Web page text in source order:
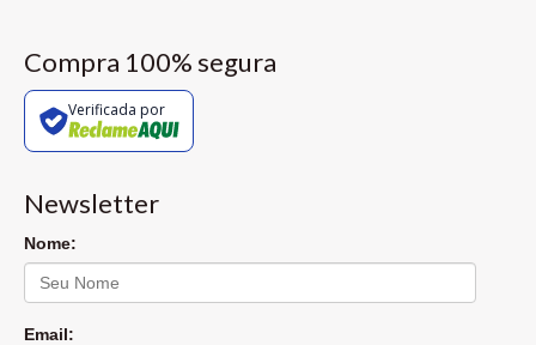
Compra 100% segura
Verificada por
Newsletter
Nome:
Email: